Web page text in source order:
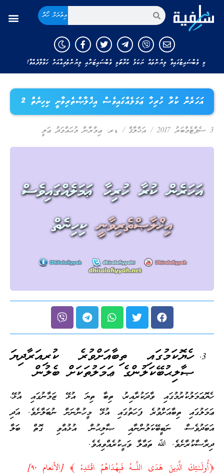
އިތުރަށް ހޯދާ
މި ވެބްސައިޓުގައިވާ ލިޔުންތައް ނަކަލު ކުރާނަމަ މި ވެބްސައިޓަށާއި ލިޔުންތެރިއާއަށް ހަވާލާދެއްވާ!
އަހަރެން ކުރާ ހުރިހާ ޢަމަލެއްގައިވެސް އިޚްލާޞްތެރިވާނީ ކިހިނެތް 2
3 ސެޕްޓެމްބަރު 2017 / އަޚްލާޤް / ޑރ. ޢިމްރާން މުޙައްމަދު ޢަލީ
ހެޔޮކަމުގައި ތިބާއަށްވުރެ ކުރިއަރާދިޔަ
ޞާލިޙުބޭކަލުންގެ ޢަމަލުތަކަށް ބެލުން
ހެޔޮޢަމަލުކުރުމުގައި ވާދަކުރާއިރު، ތިބާ ތިޔަ އުޅޭ ޒަމާނުގައި އުޅޭ،
ޢަމަލުގައި ތިބާއަށްވުރެ ފަހަތުގައި އުޅޭ މީހުންނަށް ނުބަލާށެވެ. އަދި
އަބަދުވެސް، ނަބީބޭކަލުންނާއި ޞާލިޙުން އުޅުއްވި ގޮތް ބަލާ
ދިރާސާކުރާށެވެ. ﷲ ތަޢާލާ ވަޙީކުރެއްވިއެވެ.
﴿أُولَـٰئِكَ الَّذِينَ هَدَى اللَّـهُ فَبِهُدَاهُمُ اقْتَدِهْ ﴾ [الأنعام ٩٠]